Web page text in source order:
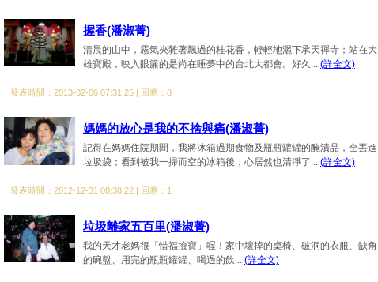
握香(潘淑菁)
清晨的山中，霧氣夾雜著飄過的桂花香，輕輕地灑下承天禪寺；站在大
雄寶殿，映入眼簾的是尚在睡夢中的台北大都會。好久... (詳全文)
發表時間：2013-02-06 07:31:25 | 回應：8
媽媽的放心是我的不捨與痛(潘淑菁)
記得在媽媽住院期間，我將冰箱過期食物及瓶瓶罐罐的醃漬品，全丟進
垃圾袋；看到被我一掃而空的冰箱後，心居然也清淨了... (詳全文)
發表時間：2012-12-31 08:38:22 | 回應：1
垃圾離家五百里(潘淑菁)
我的天才老媽很「惜福撿寶」喔！家中壞掉的桌椅、破洞的衣服、缺角
的碗盤、用完的瓶瓶罐罐、喝過的飲... (詳全文)